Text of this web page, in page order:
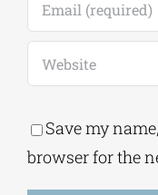
Save my
browser for the